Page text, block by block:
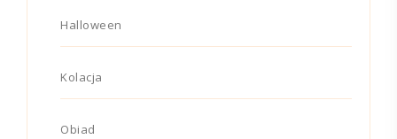
Halloween
Kolacja
Obiad